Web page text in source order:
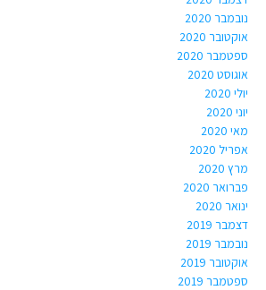
נובמבר 2020
אוקטובר 2020
ספטמבר 2020
אוגוסט 2020
יולי 2020
יוני 2020
מאי 2020
אפריל 2020
מרץ 2020
פברואר 2020
ינואר 2020
דצמבר 2019
נובמבר 2019
אוקטובר 2019
ספטמבר 2019